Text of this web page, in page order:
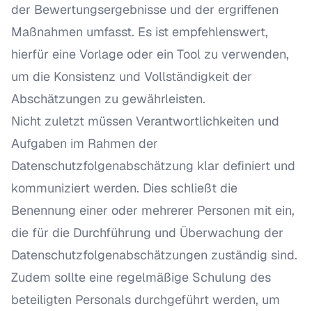
der Bewertungsergebnisse und der ergriffenen
Maßnahmen umfasst. Es ist empfehlenswert,
hierfür eine Vorlage oder ein Tool zu verwenden,
um die Konsistenz und Vollständigkeit der
Abschätzungen zu gewährleisten.
Nicht zuletzt müssen Verantwortlichkeiten und
Aufgaben im Rahmen der
Datenschutzfolgenabschätzung klar definiert und
kommuniziert werden. Dies schließt die
Benennung einer oder mehrerer Personen mit ein,
die für die Durchführung und Überwachung der
Datenschutzfolgenabschätzungen zuständig sind.
Zudem sollte eine regelmäßige Schulung des
beteiligten Personals durchgeführt werden, um